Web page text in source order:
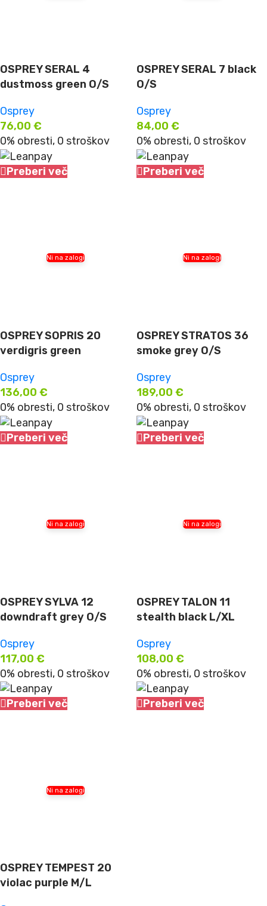
OSPREY SERAL 4
dustmoss green O/S
Osprey
76,00 €
0% obresti, 0 stroškov
Preberi več
OSPREY SERAL 7 black
O/S
Osprey
84,00 €
0% obresti, 0 stroškov
Preberi več
Ni na zalogi
OSPREY SOPRIS 20
verdigris green
Osprey
136,00 €
0% obresti, 0 stroškov
Preberi več
Ni na zalogi
OSPREY STRATOS 36
smoke grey O/S
Osprey
189,00 €
0% obresti, 0 stroškov
Preberi več
Ni na zalogi
OSPREY SYLVA 12
downdraft grey O/S
Osprey
117,00 €
0% obresti, 0 stroškov
Preberi več
Ni na zalogi
OSPREY TALON 11
stealth black L/XL
Osprey
108,00 €
0% obresti, 0 stroškov
Preberi več
Ni na zalogi
OSPREY TEMPEST 20
violac purple M/L